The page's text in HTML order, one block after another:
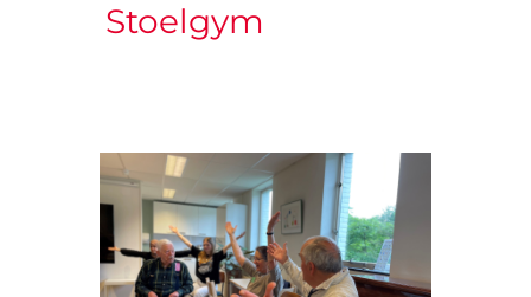
WELKOM
ORGANISATIE
VRIJWILLIGERS & STAGIAIRES
Stoelgym